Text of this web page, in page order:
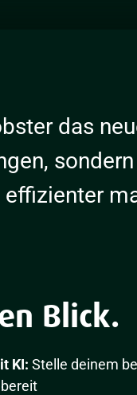
das
Blick.
KI: Stelle deinem